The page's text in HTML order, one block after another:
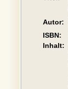
Autor:
ISBN:
Inhalt: